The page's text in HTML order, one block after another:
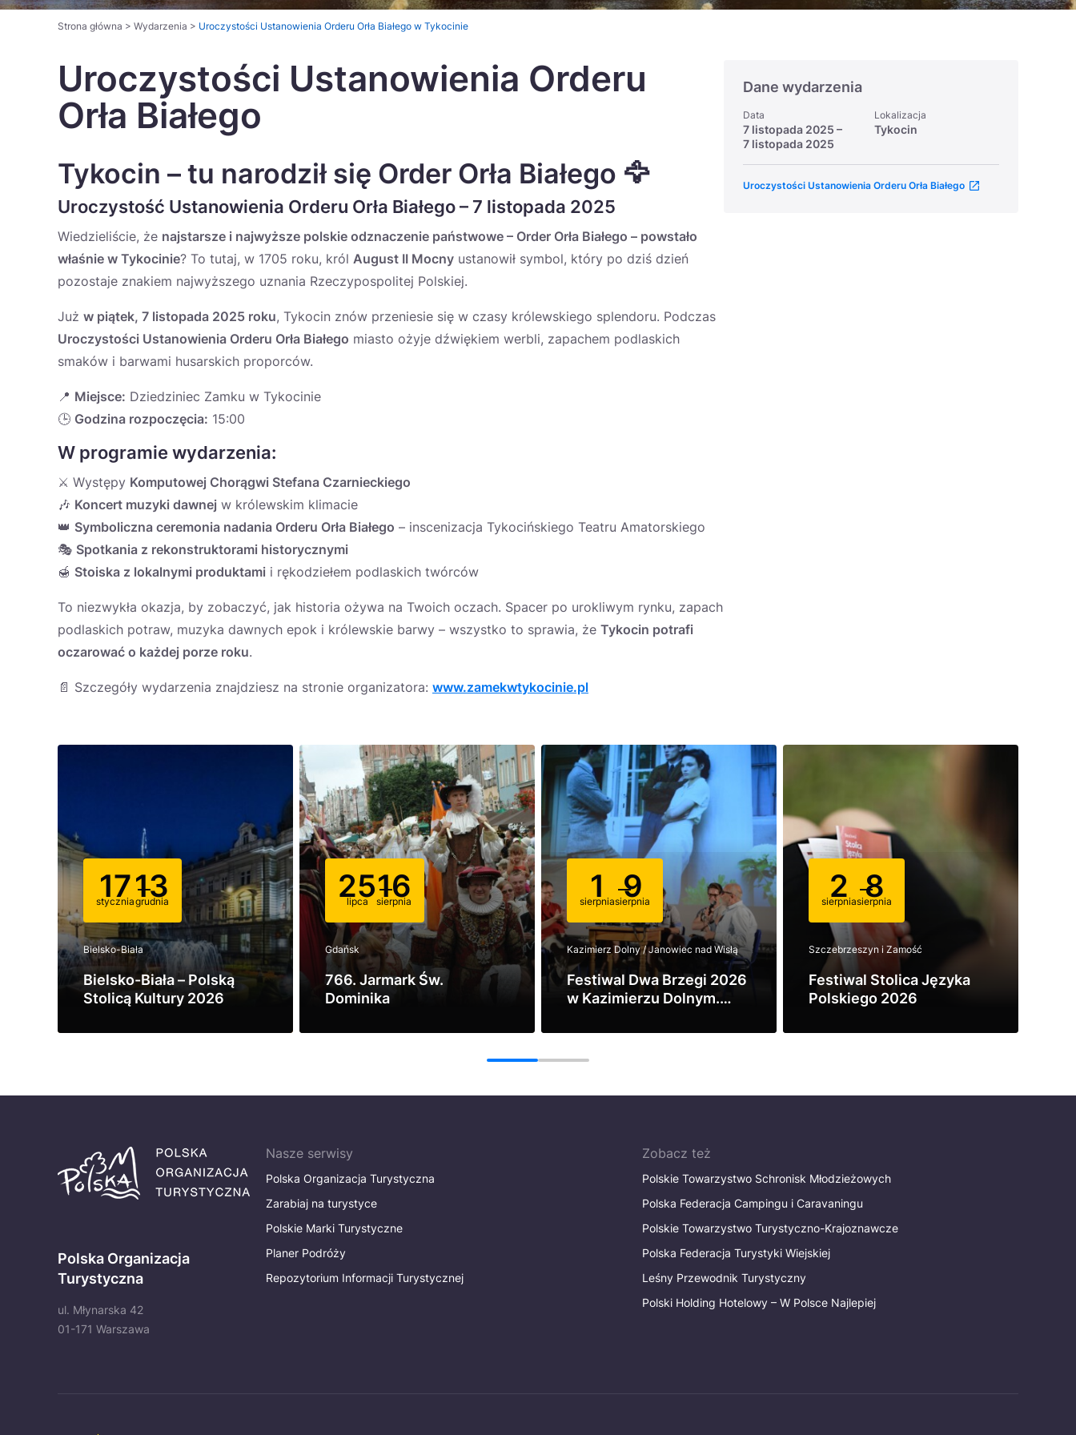
Strona główna > Wydarzenia > Uroczystości Ustanowienia Orderu Orła Białego w Tykocinie
Uroczystości Ustanowienia Orderu
Orła Białego
Tykocin – tu narodził się Order Orła Białego 🦅
Uroczystość Ustanowienia Orderu Orła Białego – 7 listopada 2025
Wiedzieliście, że najstarsze i najwyższe polskie odznaczenie państwowe – Order Orła Białego – powstało
właśnie w Tykocinie? To tutaj, w 1705 roku, król August II Mocny ustanowił symbol, który po dziś dzień
pozostaje znakiem najwyższego uznania Rzeczypospolitej Polskiej.
Już w piątek, 7 listopada 2025 roku, Tykocin znów przeniesie się w czasy królewskiego splendoru. Podczas
Uroczystości Ustanowienia Orderu Orła Białego miasto ożyje dźwiękiem werbli, zapachem podlaskich
smaków i barwami husarskich proporców.
📍 Miejsce: Dziedziniec Zamku w Tykocinie
🕒 Godzina rozpoczęcia: 15:00
W programie wydarzenia:
⚔️ Występy Komputowej Chorągwi Stefana Czarnieckiego
🎶 Koncert muzyki dawnej w królewskim klimacie
👑 Symboliczna ceremonia nadania Orderu Orła Białego – inscenizacja Tykocińskiego Teatru Amatorskiego
🎭 Spotkania z rekonstruktorami historycznymi
🍯 Stoiska z lokalnymi produktami i rękodziełem podlaskich twórców
To niezwykła okazja, by zobaczyć, jak historia ożywa na Twoich oczach. Spacer po urokliwym rynku, zapach
podlaskich potraw, muzyka dawnych epok i królewskie barwy – wszystko to sprawia, że Tykocin potrafi
oczarować o każdej porze roku.
📄 Szczegóły wydarzenia znajdziesz na stronie organizatora: www.zamekwtykocinie.pl
Dane wydarzenia
Data
7 listopada 2025 –
7 listopada 2025
Lokalizacja
Tykocin
Uroczystości Ustanowienia Orderu Orła Białego
17
stycznia 13
grudnia
Bielsko-Biała
Bielsko-Biała – Polską
Stolicą Kultury 2026
Zobacz
25
lipca 16
sierpnia
Gdańsk
766. Jarmark Św.
Dominika
Zobacz
1
sierpnia 9
sierpnia
Kazimierz Dolny / Janowiec nad Wisłą
Festiwal Dwa Brzegi 2026
w Kazimierzu Dolnym.
Wisłą
Zobacz
2
sierpnia 8
sierpnia
Szczebrzeszyn i Zamość
Festiwal Stolica Języka
Polskiego 2026
Zobacz
1 2
Polska Organizacja
Turystyczna
ul. Młynarska 42
01-171 Warszawa
Nasze serwisy
Polska Organizacja Turystyczna
Zarabiaj na turystyce
Polskie Marki Turystyczne
Planer Podróży
Repozytorium Informacji Turystycznej
Zobacz też
Polskie Towarzystwo Schronisk Młodzieżowych
Polska Federacja Campingu i Caravaningu
Polskie Towarzystwo Turystyczno-Krajoznawcze
Polska Federacja Turystyki Wiejskiej
Leśny Przewodnik Turystyczny
Polski Holding Hotelowy – W Polsce Najlepiej